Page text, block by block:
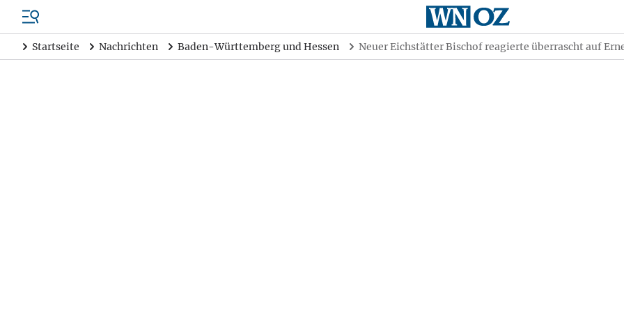
Startseite Nachrichten Baden-Württemberg und Hessen Neuer Eichstätter Bischof reagierte überrascht auf